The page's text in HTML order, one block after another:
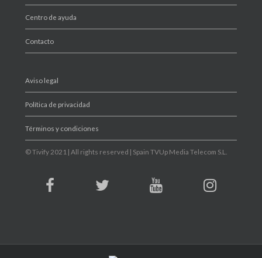
Centro de ayuda
Contacto
Aviso legal
Política de privacidad
Términos y condiciones
© Tivify 2021 | All rights reserved | Spain TVUp Media Telecom S.L.